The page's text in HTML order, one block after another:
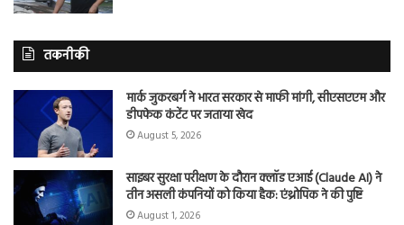
तकनीकी
मार्क जुकरबर्ग ने भारत सरकार से माफी मांगी, सीएसएएम और
डीपफेक कंटेंट पर जताया खेद
August 5, 2026
साइबर सुरक्षा परीक्षण के दौरान क्लॉड एआई (Claude AI) ने
तीन असली कंपनियों को किया हैक: एंथ्रोपिक ने की पुष्टि
August 1, 2026